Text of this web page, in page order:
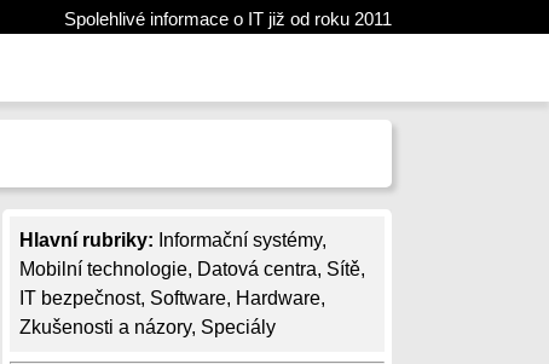
Spolehlivé informace o IT již od roku 2011
Hlavní rubriky: Informační systémy,
Mobilní technologie, Datová centra, Sítě,
IT bezpečnost, Software, Hardware,
Zkušenosti a názory, Speciály